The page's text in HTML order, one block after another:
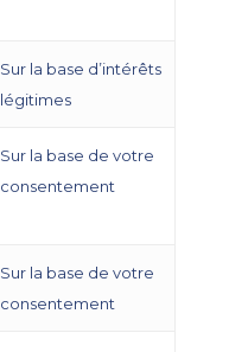
Sur la base d’intérêts
légitimes
Sur la base de votre
consentement
Sur la base de votre
consentement